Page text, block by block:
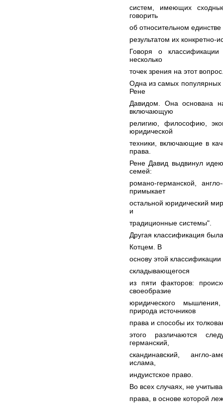
систем, имеющих
говорить
об относительном
результатом их конкретно-
Говоря о
несколько
точек зрения на этот
Одна из самых популярных
Рене
Давидом. Она основана
включающую
религию, философию,
юридической
техники, включающие в
права.
Рене Давид выдвинул
семей:
романо-германской,
примыкает
остальной юридический
и
традиционные системы".
Другая классификация
Котцем. В
основу этой
складывающегося
из пяти факторов:
своеобразие
юридического
природа источников
права и способы их
этого различаются
германский,
скандинавский, англо-
ислама,
индуистское право.
Во всех случаях, не
права, в основе которой